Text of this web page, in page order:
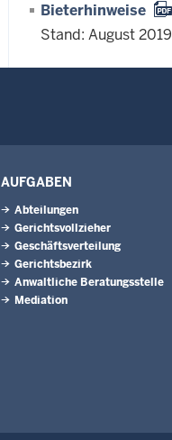
Bieterhinweise
Stand: August 2019
AUFGABEN
Abteilungen
Gerichtsvollzieher
Geschäftsverteilung
Gerichtsbezirk
Anwaltliche Beratungsstelle
Mediation